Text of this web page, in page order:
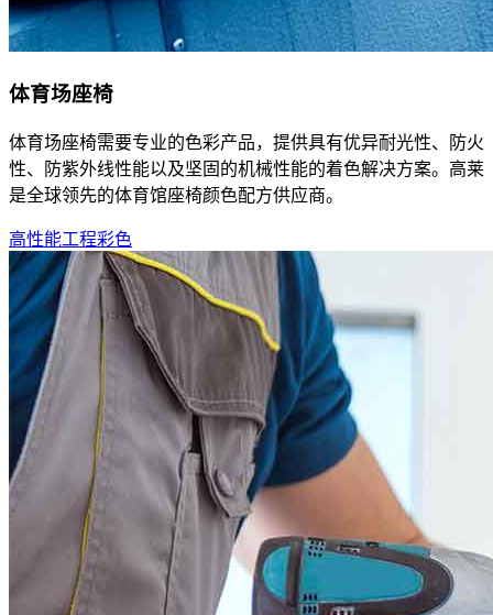
体育场座椅
体育场座椅需要专业的色彩产品，提供具有优异耐光性、防火
性、防紫外线性能以及坚固的机械性能的着色解决方案。高莱
是全球领先的体育馆座椅颜色配方供应商。
高性能工程彩色